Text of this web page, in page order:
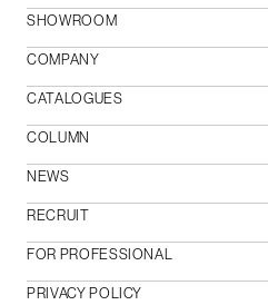
SHOWROOM
COMPANY
CATALOGUES
COLUMN
NEWS
RECRUIT
FOR PROFESSIONAL
PRIVACY POLICY